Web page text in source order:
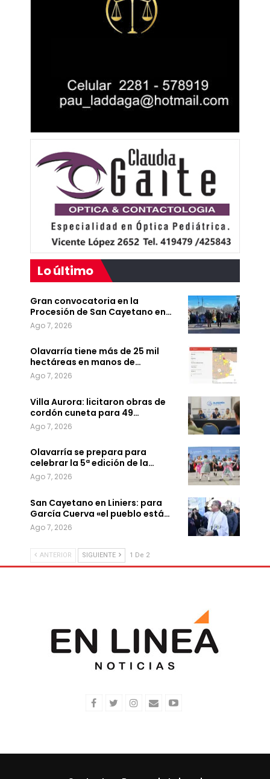
Lo último
Gran convocatoria en la
Procesión de San Cayetano en…
Ago 7, 2026
Olavarría tiene más de 25 mil
hectáreas en manos de…
Ago 7, 2026
Villa Aurora: licitaron obras de
cordón cuneta para 49…
Ago 7, 2026
Olavarría se prepara para
celebrar la 5ª edición de la…
Ago 7, 2026
San Cayetano en Liniers: para
García Cuerva «el pueblo está…
Ago 7, 2026
ANTERIOR SIGUIENTE 1 De 2